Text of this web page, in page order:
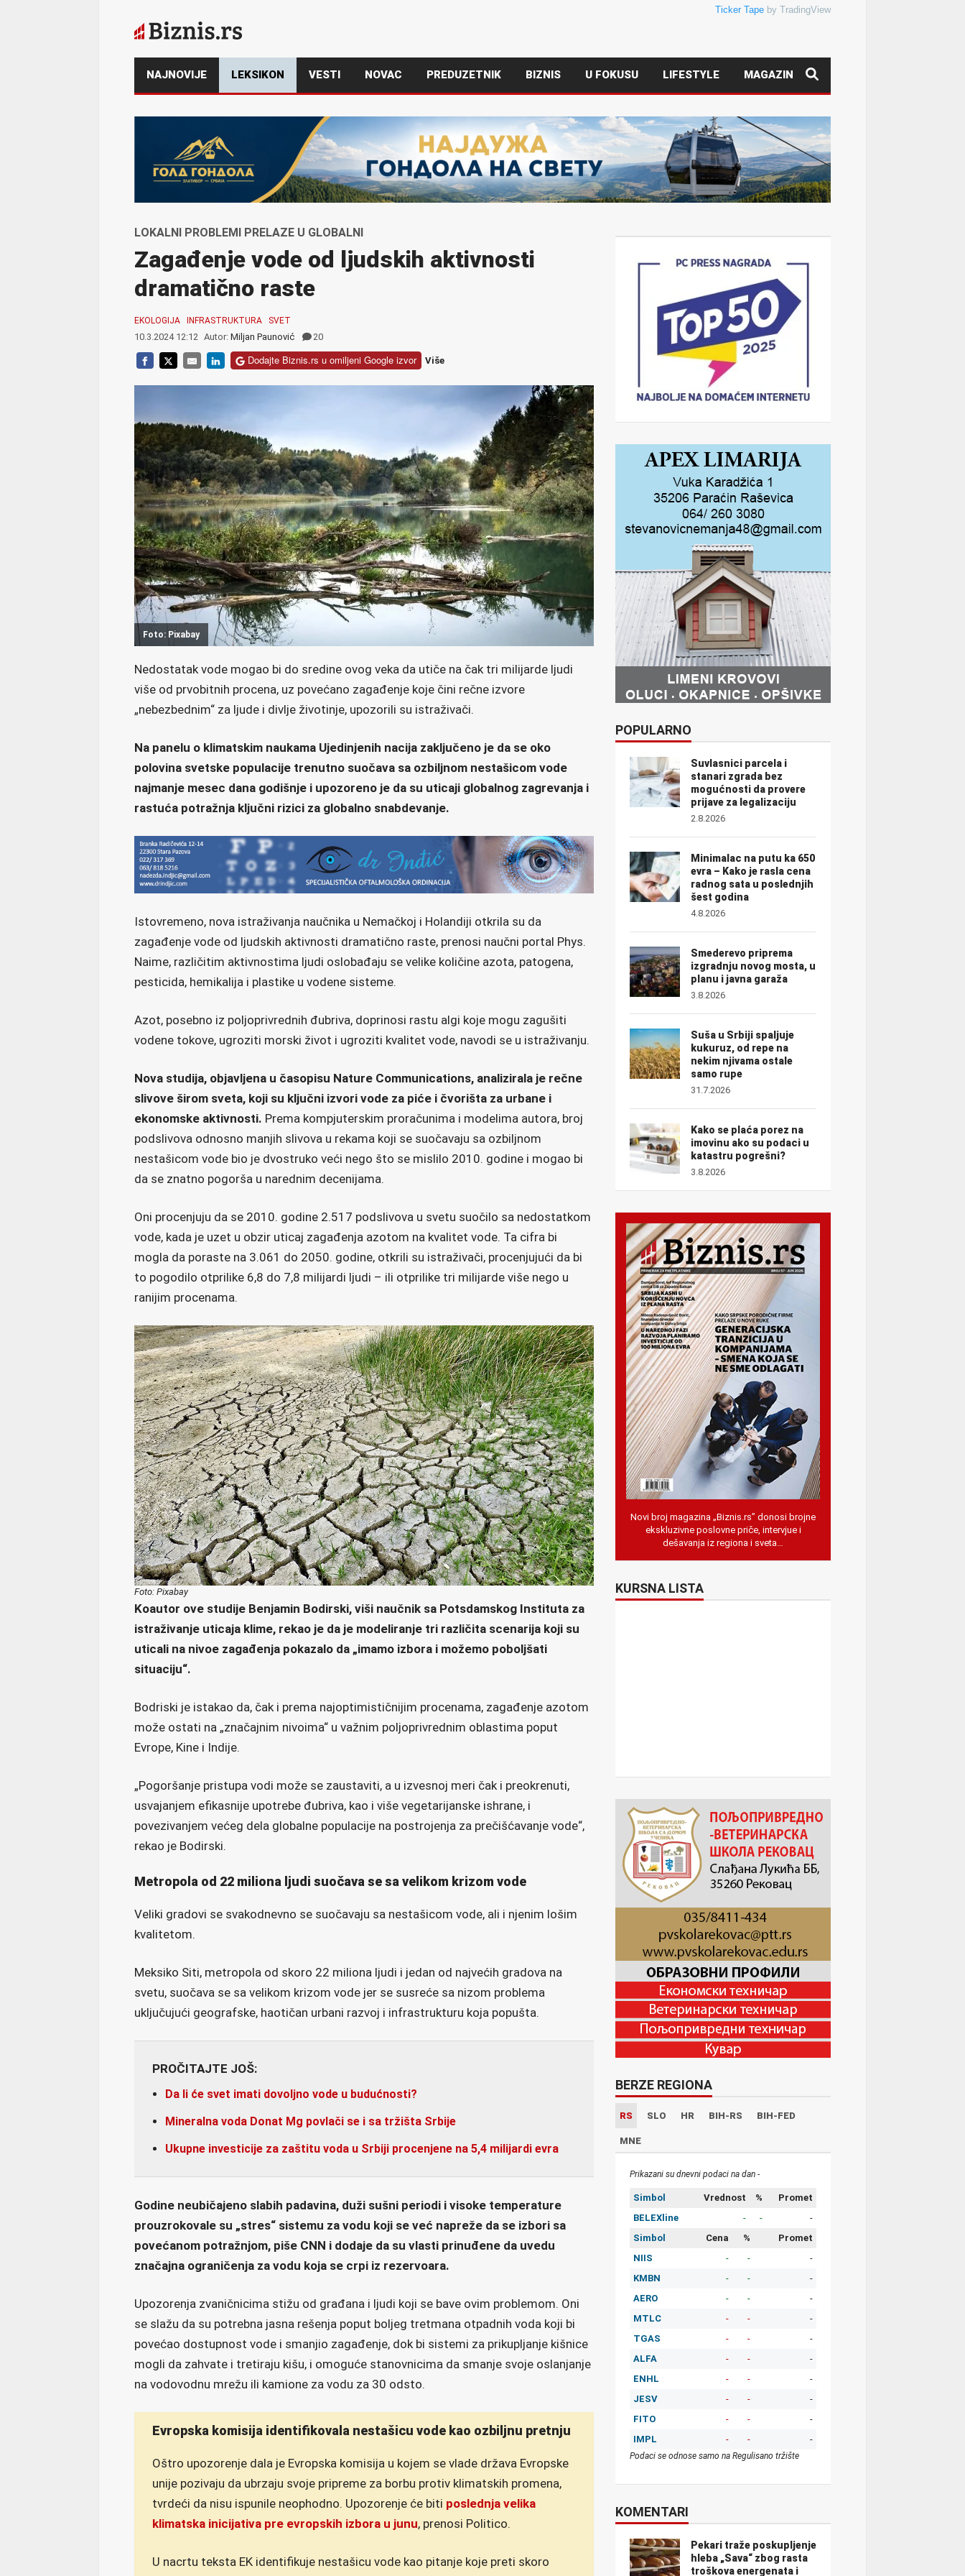
Ticker Tape by TradingView
NAJNOVIJE LEKSIKON VESTI NOVAC PREDUZETNIK BIZNIS U FOKUSU LIFESTYLE MAGAZIN
LOKALNI PROBLEMI PRELAZE U GLOBALNI
Zagađenje vode od ljudskih aktivnosti
dramatično raste
EKOLOGIJA INFRASTRUKTURA SVET
10.3.2024 12:12 Autor: Miljan Paunović 20
Dodajte Biznis.rs u omiljeni Google izvor Više
Foto: Pixabay
Nedostatak vode mogao bi do sredine ovog veka da utiče na čak tri milijarde ljudi
više od prvobitnih procena, uz povećano zagađenje koje čini rečne izvore
„nebezbednim“ za ljude i divlje životinje, upozorili su istraživači.
Na panelu o klimatskim naukama Ujedinjenih nacija zaključeno je da se oko
polovina svetske populacije trenutno suočava sa ozbiljnom nestašicom vode
najmanje mesec dana godišnje i upozoreno je da su uticaji globalnog zagrevanja i
rastuća potražnja ključni rizici za globalno snabdevanje.
Istovremeno, nova istraživanja naučnika u Nemačkoj i Holandiji otkrila su da
zagađenje vode od ljudskih aktivnosti dramatično raste, prenosi naučni portal Phys.
Naime, različitim aktivnostima ljudi oslobađaju se velike količine azota, patogena,
pesticida, hemikalija i plastike u vodene sisteme.
Azot, posebno iz poljoprivrednih đubriva, doprinosi rastu algi koje mogu zagušiti
vodene tokove, ugroziti morski život i ugroziti kvalitet vode, navodi se u istraživanju.
Nova studija, objavljena u časopisu Nature Communications, analizirala je rečne
slivove širom sveta, koji su ključni izvori vode za piće i čvorišta za urbane i
ekonomske aktivnosti. Prema kompjuterskim proračunima i modelima autora, broj
podslivova odnosno manjih slivova u rekama koji se suočavaju sa ozbiljnom
nestašicom vode bio je dvostruko veći nego što se mislilo 2010. godine i mogao bi
da se znatno pogorša u narednim decenijama.
Oni procenjuju da se 2010. godine 2.517 podslivova u svetu suočilo sa nedostatkom
vode, kada je uzet u obzir uticaj zagađenja azotom na kvalitet vode. Ta cifra bi
mogla da poraste na 3.061 do 2050. godine, otkrili su istraživači, procenjujući da bi
to pogodilo otprilike 6,8 do 7,8 milijardi ljudi – ili otprilike tri milijarde više nego u
ranijim procenama.
Foto: Pixabay
Koautor ove studije Benjamin Bodirski, viši naučnik sa Potsdamskog Instituta za
istraživanje uticaja klime, rekao je da je modeliranje tri različita scenarija koji su
uticali na nivoe zagađenja pokazalo da „imamo izbora i možemo poboljšati
situaciju“.
Bodriski je istakao da, čak i prema najoptimističnijim procenama, zagađenje azotom
može ostati na „značajnim nivoima“ u važnim poljoprivrednim oblastima poput
Evrope, Kine i Indije.
„Pogoršanje pristupa vodi može se zaustaviti, a u izvesnoj meri čak i preokrenuti,
usvajanjem efikasnije upotrebe đubriva, kao i više vegetarijanske ishrane, i
povezivanjem većeg dela globalne populacije na postrojenja za prečišćavanje vode“,
rekao je Bodirski.
Metropola od 22 miliona ljudi suočava se sa velikom krizom vode
Veliki gradovi se svakodnevno se suočavaju sa nestašicom vode, ali i njenim lošim
kvalitetom.
Meksiko Siti, metropola od skoro 22 miliona ljudi i jedan od najvećih gradova na
svetu, suočava se sa velikom krizom vode jer se susreće sa nizom problema
uključujući geografske, haotičan urbani razvoj i infrastrukturu koja popušta.
PROČITAJTE JOŠ:
Da li će svet imati dovoljno vode u budućnosti?
Mineralna voda Donat Mg povlači se i sa tržišta Srbije
Ukupne investicije za zaštitu voda u Srbiji procenjene na 5,4 milijardi evra
Godine neubičajeno slabih padavina, duži sušni periodi i visoke temperature
prouzrokovale su „stres“ sistemu za vodu koji se već napreže da se izbori sa
povećanom potražnjom, piše CNN i dodaje da su vlasti prinuđene da uvedu
značajna ograničenja za vodu koja se crpi iz rezervoara.
Upozorenja zvaničnicima stižu od građana i ljudi koji se bave ovim problemom. Oni
se slažu da su potrebna jasna rešenja poput boljeg tretmana otpadnih voda koji bi
povećao dostupnost vode i smanjio zagađenje, dok bi sistemi za prikupljanje kišnice
mogli da zahvate i tretiraju kišu, i omoguće stanovnicima da smanje svoje oslanjanje
na vodovodnu mrežu ili kamione za vodu za 30 odsto.
Evropska komisija identifikovala nestašicu vode kao ozbiljnu pretnju
Oštro upozorenje dala je Evropska komisija u kojem se vlade država Evropske
unije pozivaju da ubrzaju svoje pripreme za borbu protiv klimatskih promena,
tvrdeći da nisu ispunile neophodno. Upozorenje će biti poslednja velika
klimatska inicijativa pre evropskih izbora u junu, prenosi Politico.
U nacrtu teksta EK identifikuje nestašicu vode kao pitanje koje preti skoro
POPULARNO
Suvlasnici parcela i
stanari zgrada bez
mogućnosti da provere
prijave za legalizaciju
2.8.2026
Minimalac na putu ka 650
evra – Kako je rasla cena
radnog sata u poslednjih
šest godina
4.8.2026
Smederevo priprema
izgradnju novog mosta, u
planu i javna garaža
3.8.2026
Suša u Srbiji spaljuje
kukuruz, od repe na
nekim njivama ostale
samo rupe
31.7.2026
Kako se plaća porez na
imovinu ako su podaci u
katastru pogrešni?
3.8.2026
Novi broj magazina „Biznis.rs” donosi brojne
ekskluzivne poslovne priče, intervjue i
dešavanja iz regiona i sveta…
KURSNA LISTA
BERZE REGIONA
RS SLO HR BIH-RS BIH-FED
MNE
Prikazani su dnevni podaci na dan -
Simbol Vrednost %
Promet
BELEXline
- -
-
Simbol
Cena %
Promet
NIIS
- -
-
KMBN
- -
-
AERO
- -
-
MTLC
- -
-
TGAS
- -
-
ALFA
- -
-
ENHL
- -
-
JESV
- -
-
FITO
- -
-
IMPL
- - -
Podaci se odnose samo na Regulisano tržište
KOMENTARI
Pekari traže poskupljenje
hleba „Sava“ zbog rasta
troškova energenata i